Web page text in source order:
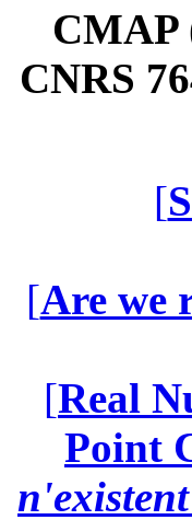
CMAP
CNRS
[
[Are we
[Real
Point